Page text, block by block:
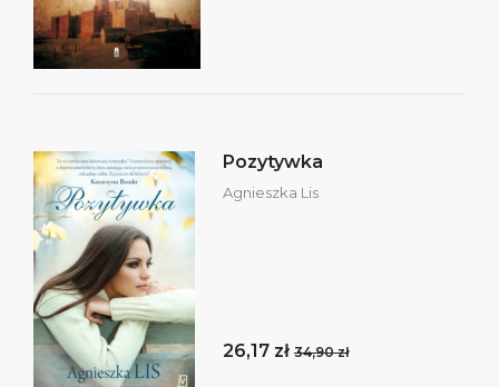
Pozytywka
Agnieszka Lis
26,17 zł 34,90 zł